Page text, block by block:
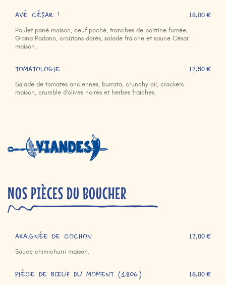
AVÉ CÉSAR !
Poulet pané maison, oeuf poché, tranches de poitrine fumée,
Grana Padano, croûtons dorés, salade fraiche et sauce César
maison.
18,00 €
TOMATOLOGIE
Salade de tomates anciennes, burrata, crunchy oil, crackers
maison, crumble d'olives noires et herbes fraîches.
17,50 €
NOS PIÈCES DU BOUCHER
ARAIGNÉE DE COCHON
Sauce chimichurri maison.
17,00 €
PIÈCE DE BŒUF DU MOMENT (180g) 18,00 €